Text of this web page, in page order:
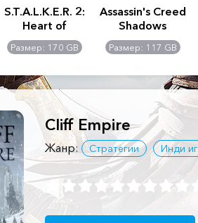
S.T.A.L.K.E.R. 2:
Heart of
Chernobyl -
Ultimate Edition
Размер: 170 GB
Assassin's Creed
Shadows
Размер: 117 GB
Cliff Empire
Жанр: Стратегии Инди